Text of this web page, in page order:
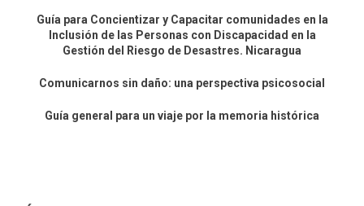
Guía para Concientizar y Capacitar comunidades en la
Inclusión de las Personas con Discapacidad en la
Gestión del Riesgo de Desastres. Nicaragua
Comunicarnos sin daño: una perspectiva psicosocial
Guía general para un viaje por la memoria histórica